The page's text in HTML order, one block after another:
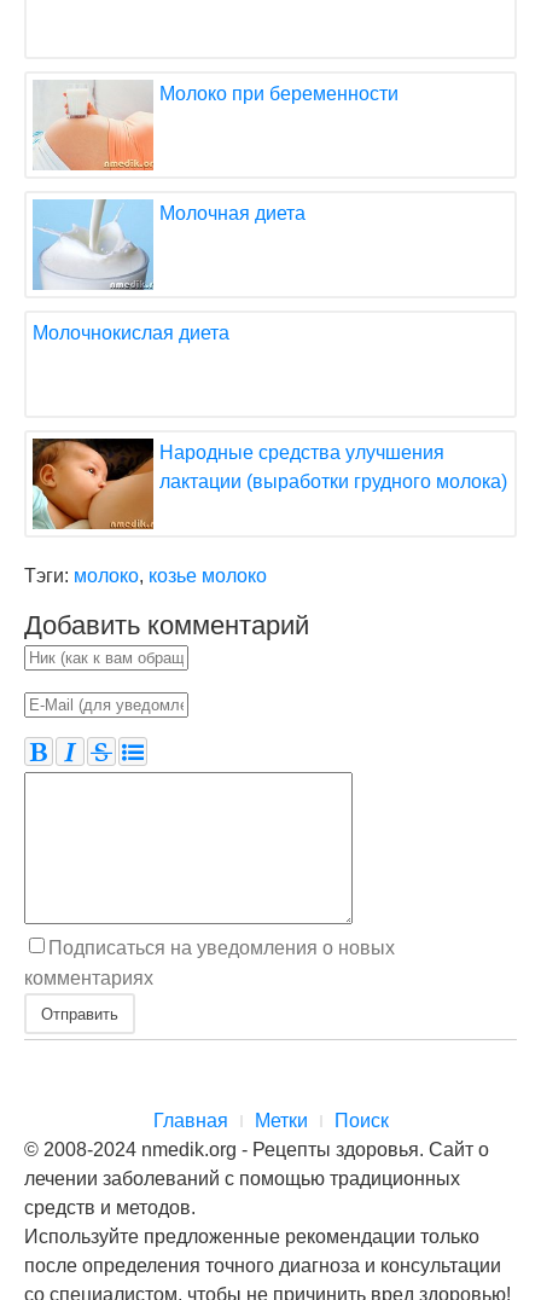
Молоко при беременности
Молочная диета
Молочнокислая диета
Народные средства улучшения
лактации (выработки грудного молока)
Тэги: молоко, козье молоко
Добавить комментарий
Подписаться на уведомления о новых
комментариях
Отправить
Главная Метки
Поиск
© 2008-2024 nmedik.org - Рецепты здоровья. Сайт о
лечении заболеваний с помощью традиционных
средств и методов.
Используйте предложенные рекомендации только
после определения точного диагноза и консультации
со специалистом, чтобы не причинить вред здоровью!